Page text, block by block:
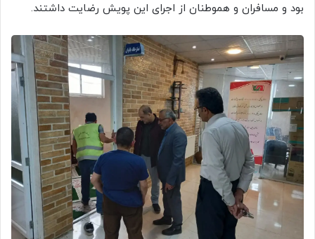
بود و مسافران و هموطنان از اجرای این پویش رضایت داشتند.